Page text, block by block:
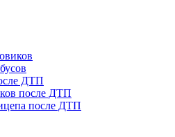
ДТП
после ДТП
после ДТП